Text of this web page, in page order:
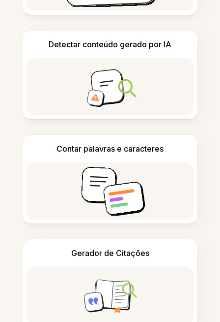
Detectar conteúdo gerado por IA
Contar palavras e caracteres
Gerador de Citações